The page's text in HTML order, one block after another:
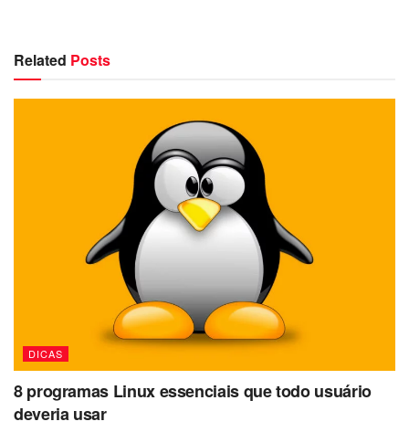
Related Posts
DICAS
8 programas Linux essenciais que todo usuário
deveria usar